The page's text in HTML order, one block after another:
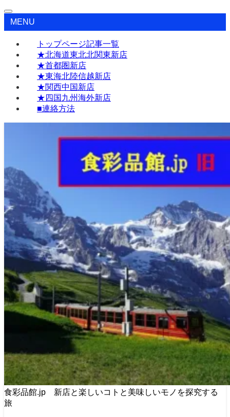
MENU
トップページ記事一覧
★北海道東北北関東新店
★首都圏新店
★東海北陸信越新店
★関西中国新店
★四国九州海外新店
■連絡方法
食彩品館.jp 新店と楽しいコトと美味しいモノを探究する
旅